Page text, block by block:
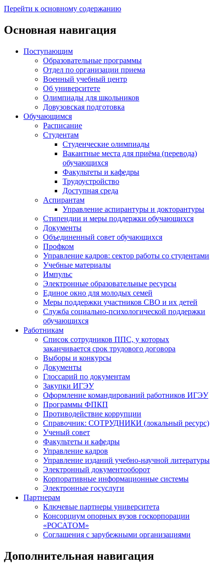
Перейти к основному содержанию
Основная навигация
Поступающим
Образовательные программы
Отдел по организации приема
Военный учебный центр
Об университете
Олимпиады для школьников
Довузовская подготовка
Обучающимся
Расписание
Студентам
Студенческие олимпиады
Вакантные места для приёма (перевода)
обучающихся
Факультеты и кафедры
Трудоустройство
Доступная среда
Аспирантам
Управление аспирантуры и докторантуры
Стипендии и меры поддержки обучающихся
Документы
Объединенный совет обучающихся
Профком
Управление кадров: сектор работы со студентами
Учебные материалы
Импульс
Электронные образовательные ресурсы
Единое окно для молодых семей
Меры поддержки участников СВО и их детей
Служба социально-психологической поддержки
обучающихся
Работникам
Список сотрудников ППС, у которых
заканчивается срок трудового договора
Выборы и конкурсы
Документы
Глоссарий по документам
Закупки ИГЭУ
Оформление командирований работников ИГЭУ
Программы ФПКП
Противодействие коррупции
Справочник: СОТРУДНИКИ (локальный ресурс)
Ученый совет
Факультеты и кафедры
Управление кадров
Управление изданий учебно-научной литературы
Электронный документооборот
Корпоративные информационные системы
Электронные госуслуги
Партнерам
Ключевые партнеры университета
Консорциум опорных вузов госкорпорации
«РОСАТОМ»
Соглашения с зарубежными организациями
Дополнительная навигация